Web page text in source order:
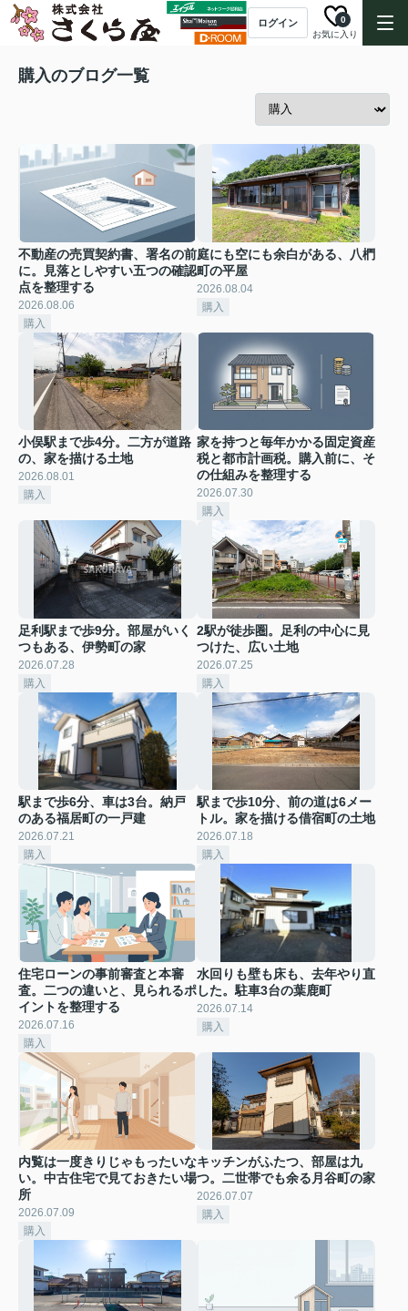
ログイン
お気に入り
0
購入のブログ一覧
不動産の売買契約書、署名の前
に。見落としやすい五つの確認
点を整理する
2026.08.06
購入
庭にも空にも余白がある、八椚
町の平屋
2026.08.04
購入
小俣駅まで歩4分。二方が道路
の、家を描ける土地
2026.08.01
購入
家を持つと毎年かかる固定資産
税と都市計画税。購入前に、そ
の仕組みを整理する
2026.07.30
購入
足利駅まで歩9分。部屋がいく
つもある、伊勢町の家
2026.07.28
購入
2駅が徒歩圏。足利の中心に見
つけた、広い土地
2026.07.25
購入
駅まで歩6分、車は3台。納戸
のある福居町の一戸建
2026.07.21
購入
駅まで歩10分、前の道は6メー
トル。家を描ける借宿町の土地
2026.07.18
購入
住宅ローンの事前審査と本審
査。二つの違いと、見られるポ
イントを整理する
2026.07.16
購入
水回りも壁も床も、去年やり直
した。駐車3台の葉鹿町
2026.07.14
購入
内覧は一度きりじゃもったいな
い。中古住宅で見ておきたい場
所
2026.07.09
購入
キッチンがふたつ、部屋は九
つ。二世帯でも余る月谷町の家
2026.07.07
購入